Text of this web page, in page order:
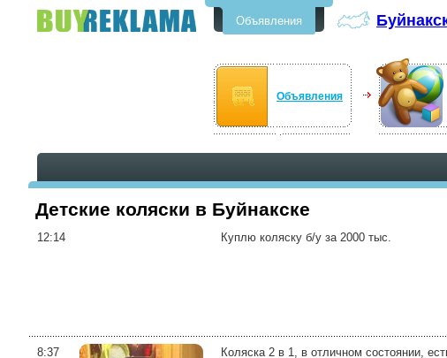
Объявления
Объявления
Детские коляски в Буйнакске
12:14 Куплю коляску б/у за 2000 тыс.
8:37 Коляска 2 в 1, в отличном состоянии,